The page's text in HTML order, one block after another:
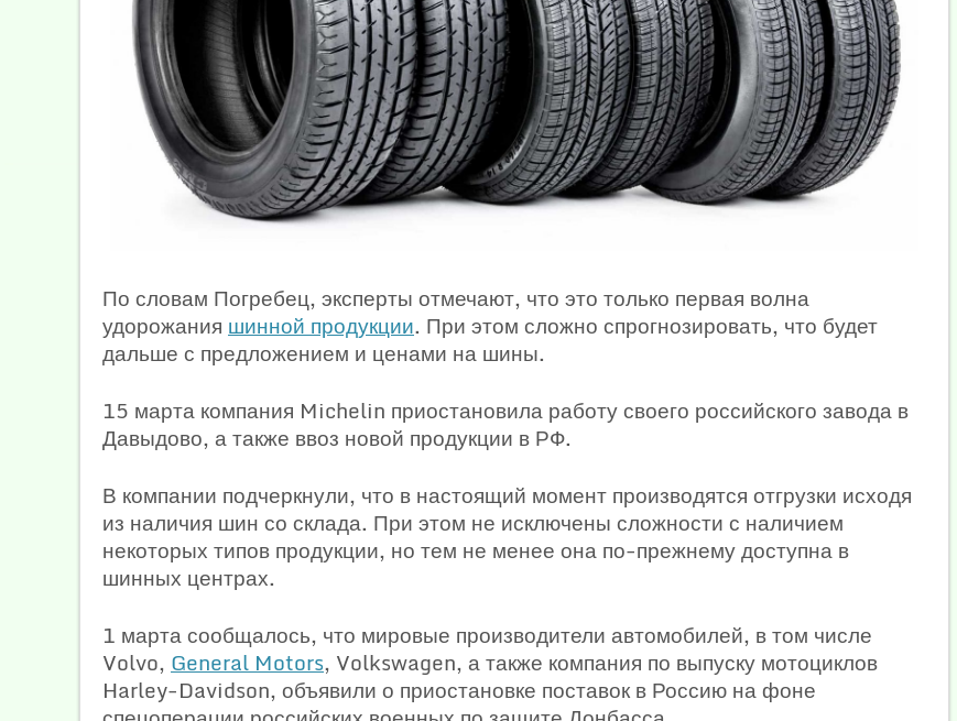
По словам Погребец, эксперты отмечают, что это только первая волна
удорожания шинной продукции. При этом сложно спрогнозировать, что будет
дальше с предложением и ценами на шины.
15 марта компания Michelin приостановила работу своего российского завода в
Давыдово, а также ввоз новой продукции в РФ.
В компании подчеркнули, что в настоящий момент производятся отгрузки исходя
из наличия шин со склада. При этом не исключены сложности с наличием
некоторых типов продукции, но тем не менее она по-прежнему доступна в
шинных центрах.
1 марта сообщалось, что мировые производители автомобилей, в том числе
Volvo, General Motors, Volkswagen, а также компания по выпуску мотоциклов
Harley-Davidson, объявили о приостановке поставок в Россию на фоне